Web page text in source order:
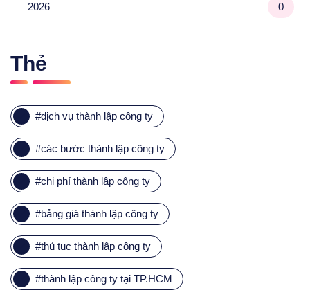
2026 0
Thẻ
#dịch vụ thành lập công ty
#các bước thành lập công ty
#chi phí thành lập công ty
#bảng giá thành lập công ty
#thủ tục thành lập công ty
#thành lập công ty tại TP.HCM